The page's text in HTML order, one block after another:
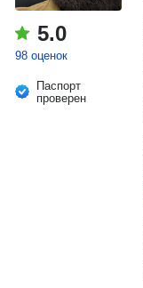
5.0
98 оценок
Паспорт
проверен